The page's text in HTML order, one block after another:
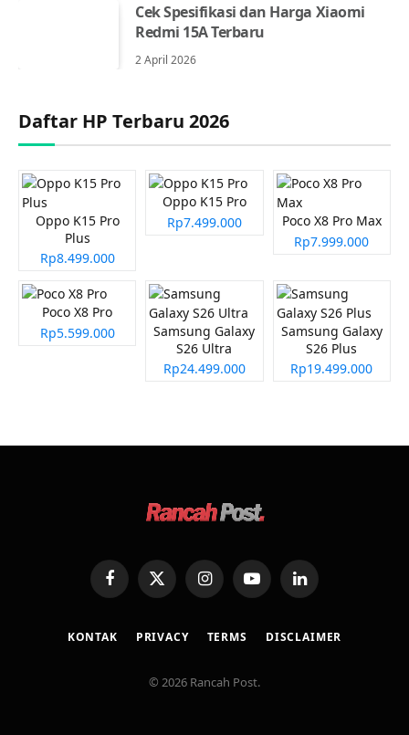
Cek Spesifikasi dan Harga Xiaomi
Redmi 15A Terbaru
2 April 2026
Daftar HP Terbaru 2026
Oppo K15 Pro
Plus
Rp8.499.000
Oppo K15 Pro
Rp7.499.000
Poco X8 Pro Max
Rp7.999.000
Poco X8 Pro
Rp5.599.000
Samsung Galaxy
S26 Ultra
Rp24.499.000
Samsung Galaxy
S26 Plus
Rp19.499.000
FacebookX
(Twitter)
InstagramYouTubeLinkedIn
KONTAK PRIVACY TERMS DISCLAIMER
© 2026 Rancah Post.